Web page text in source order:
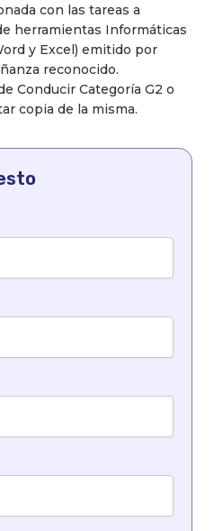
con las tareas a
herramientas Informáticas
y Excel) emitido por
reconocido.
Conducir Categoría G2 o
copia de la misma.